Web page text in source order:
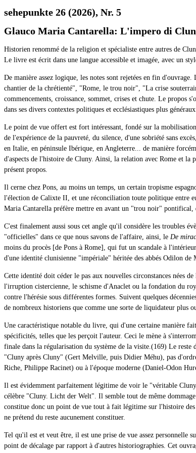
sehepunkte 26 (2026), Nr. 5
Glauco Maria Cantarella: L'impero di
Historien renommé de la religion et spécialiste entre autres de
Le livre est écrit dans une langue accessible et imagée, avec un
De manière assez logique, les notes sont rejetées en fin
chantier de la chrétienté", "Rome, le trou noir", "La crise
commencements, croissance, sommet, crises et chute. Le propos
dans ses divers contextes politiques et ecclésiastiques plus généraux.
Le point de vue offert est fort intéressant, fondé sur la
de l'expérience de la pauvreté, du silence, d'une sobriété sans
en Italie, en péninsule Ibérique, en Angleterre... de manière
d'aspects de l'histoire de Cluny. Ainsi, la relation avec Rome et la
présent propos.
Il cerne chez Pons, au moins un temps, un certain tropisme
l'élection de Calixte II, et une réconciliation toute politique entre
Maria Cantarella préfère mettre en avant un "trou noir"
C'est finalement aussi sous cet angle qu'il considère les troubles
"officielles" dans ce que nous savons de l'affaire, ainsi, le De
moins du procès [de Pons à Rome], qui fut un scandale à
d'une identité clunisienne "impériale" héritée des abbés Odilon de
Cette identité doit céder le pas aux nouvelles circonstances nées
l'irruption cistercienne, le schisme d'Anaclet ou la fondation du
contre l'hérésie sous différentes formes. Suivent quelques
de nombreux historiens que comme une sorte de liquidateur plus
Une caractéristique notable du livre, qui d'une certaine manière
spécificités, telles que les perçoit l'auteur. Ceci le mène à
finale dans la régularisation du système de la visite.(169) Le reste
"Cluny après Cluny" (Gert Melville, puis Didier Méhu), pas
Riche, Philippe Racinet) ou à l'époque moderne (Daniel-Odon
Il est évidemment parfaitement légitime de voir le "véritable
célèbre "Cluny. Licht der Welt". Il semble tout de même
constitue donc un point de vue tout à fait légitime sur l'histoire
ne prétend du reste aucunement constituer.
Tel qu'il est et veut être, il est une prise de vue assez personnelle
point de décalage par rapport à d'autres historiographies. Cet